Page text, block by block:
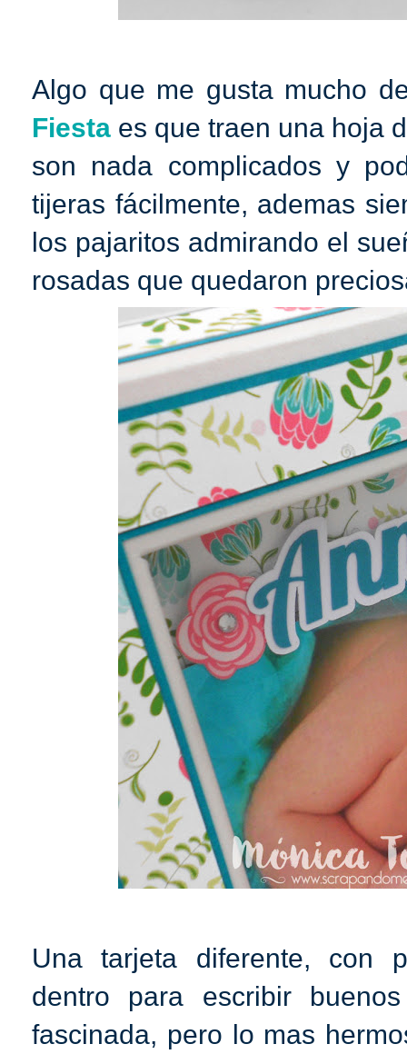
Algo que me gusta mucho
Fiesta es que traen una hoja
son nada complicados y
tijeras fácilmente, ademas
los pajaritos admirando el
rosadas que quedaron
Una tarjeta diferente, con
dentro para escribir
fascinada, pero lo mas